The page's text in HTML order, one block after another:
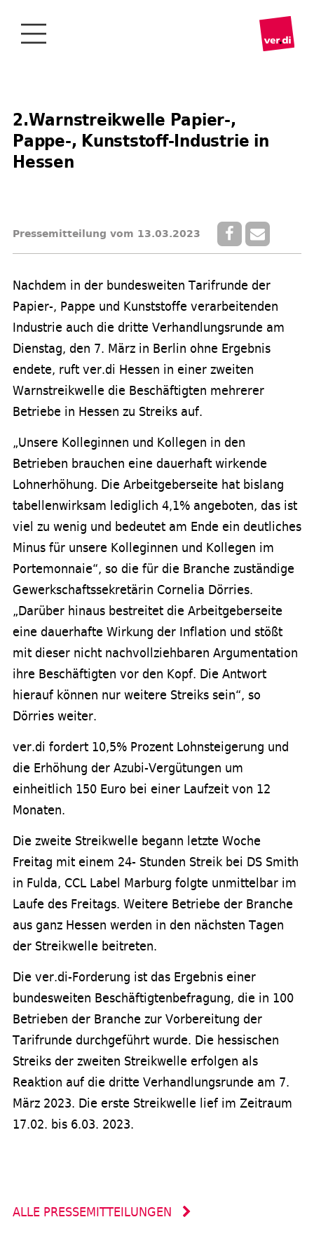
2.Warnstreikwelle Papier-,
Pappe-, Kunststoff-Industrie in
Hessen
Pressemitteilung vom 13.03.2023
Nachdem in der bundesweiten Tarifrunde der
Papier-, Pappe und Kunststoffe verarbeitenden
Industrie auch die dritte Verhandlungsrunde am
Dienstag, den 7. März in Berlin ohne Ergebnis
endete, ruft ver.di Hessen in einer zweiten
Warnstreikwelle die Beschäftigten mehrerer
Betriebe in Hessen zu Streiks auf.
„Unsere Kolleginnen und Kollegen in den
Betrieben brauchen eine dauerhaft wirkende
Lohnerhöhung. Die Arbeitgeberseite hat bislang
tabellenwirksam lediglich 4,1% angeboten, das ist
viel zu wenig und bedeutet am Ende ein deutliches
Minus für unsere Kolleginnen und Kollegen im
Portemonnaie“, so die für die Branche zuständige
Gewerkschaftssekretärin Cornelia Dörries.
„Darüber hinaus bestreitet die Arbeitgeberseite
eine dauerhafte Wirkung der Inflation und stößt
mit dieser nicht nachvollziehbaren Argumentation
ihre Beschäftigten vor den Kopf. Die Antwort
hierauf können nur weitere Streiks sein“, so
Dörries weiter.
ver.di fordert 10,5% Prozent Lohnsteigerung und
die Erhöhung der Azubi-Vergütungen um
einheitlich 150 Euro bei einer Laufzeit von 12
Monaten.
Die zweite Streikwelle begann letzte Woche
Freitag mit einem 24- Stunden Streik bei DS Smith
in Fulda, CCL Label Marburg folgte unmittelbar im
Laufe des Freitags. Weitere Betriebe der Branche
aus ganz Hessen werden in den nächsten Tagen
der Streikwelle beitreten.
Die ver.di-Forderung ist das Ergebnis einer
bundesweiten Beschäftigtenbefragung, die in 100
Betrieben der Branche zur Vorbereitung der
Tarifrunde durchgeführt wurde. Die hessischen
Streiks der zweiten Streikwelle erfolgen als
Reaktion auf die dritte Verhandlungsrunde am 7.
März 2023. Die erste Streikwelle lief im Zeitraum
17.02. bis 6.03. 2023.
ALLE PRESSEMITTEILUNGEN